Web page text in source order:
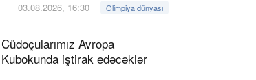
03.08.2026, 16:30 Olimpiya dünyası
Cüdoçularımız Avropa
Kubokunda iştirak edəcəklər